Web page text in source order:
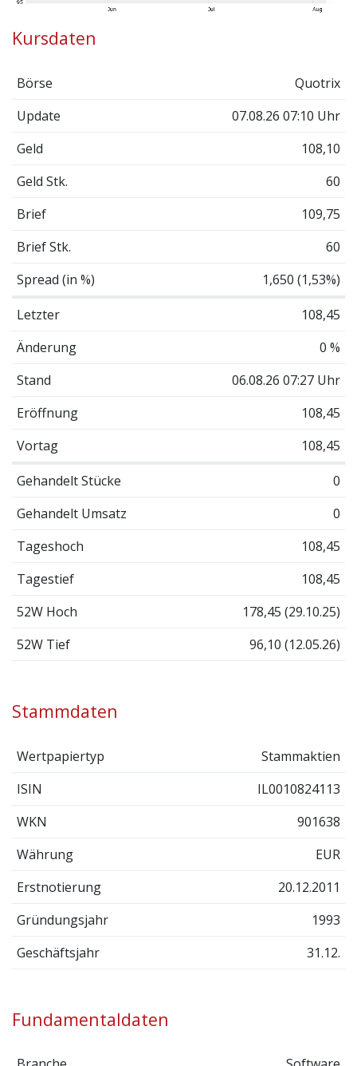
Kursdaten
Börse
Quotrix
Update
07.08.26 07:10 Uhr
Geld
108,10
Geld Stk.
60
Brief
109,75
Brief Stk.
60
Spread (in %)
1,650 (1,53%)
Letzter
108,45
Änderung
0 %
Stand
06.08.26 07:27 Uhr
Eröffnung
108,45
Vortag
108,45
Gehandelt Stücke
0
Gehandelt Umsatz
0
Tageshoch
108,45
Tagestief
108,45
52W Hoch
178,45 (29.10.25)
52W Tief
96,10 (12.05.26)
Stammdaten
Wertpapiertyp
Stammaktien
ISIN
IL0010824113
WKN
901638
Währung
EUR
Erstnotierung
20.12.2011
Gründungsjahr
1993
Geschäftsjahr
31.12.
Fundamentaldaten